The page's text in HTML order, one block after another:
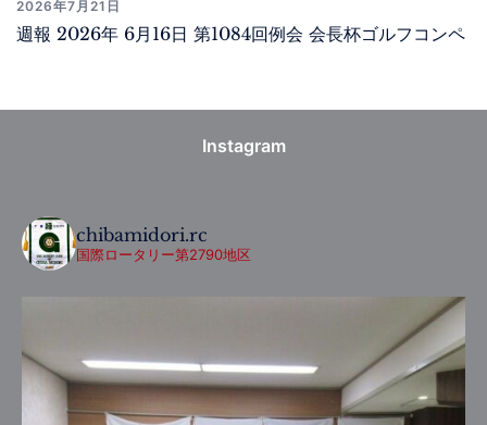
2026年7月21日
週報 2026年 6月16日 第1084回例会 会長杯ゴルフコンペ
Instagram
chibamidori.rc
国際ロータリー第2790地区